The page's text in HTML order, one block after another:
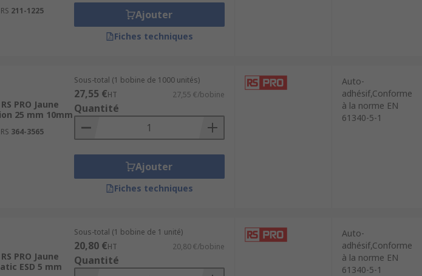
211-1225 Ajouter
Fiches techniques
PRO Jaune
25 mm 10mm
364-3565
Sous-total (1 bobine de 1000 unités)
27,55 €HT 27,55 €/bobine
Quantité
Ajouter
Fiches techniques
Auto-
adhésif,Conforme
à la norme EN
61340-5-1
PRO Jaune
ESD 5 mm
Sous-total (1 bobine de 1 unité)
20,80 €HT 20,80 €/bobine
Quantité
Auto-
adhésif,Conforme
à la norme EN
61340-5-1